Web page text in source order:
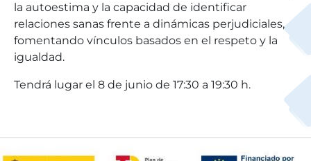
la autoestima y la capacidad de identificar
relaciones sanas frente a dinámicas perjudiciales,
fomentando vínculos basados en el respeto y la
igualdad.
Tendrá lugar el 8 de junio de 17:30 a 19:30 h.